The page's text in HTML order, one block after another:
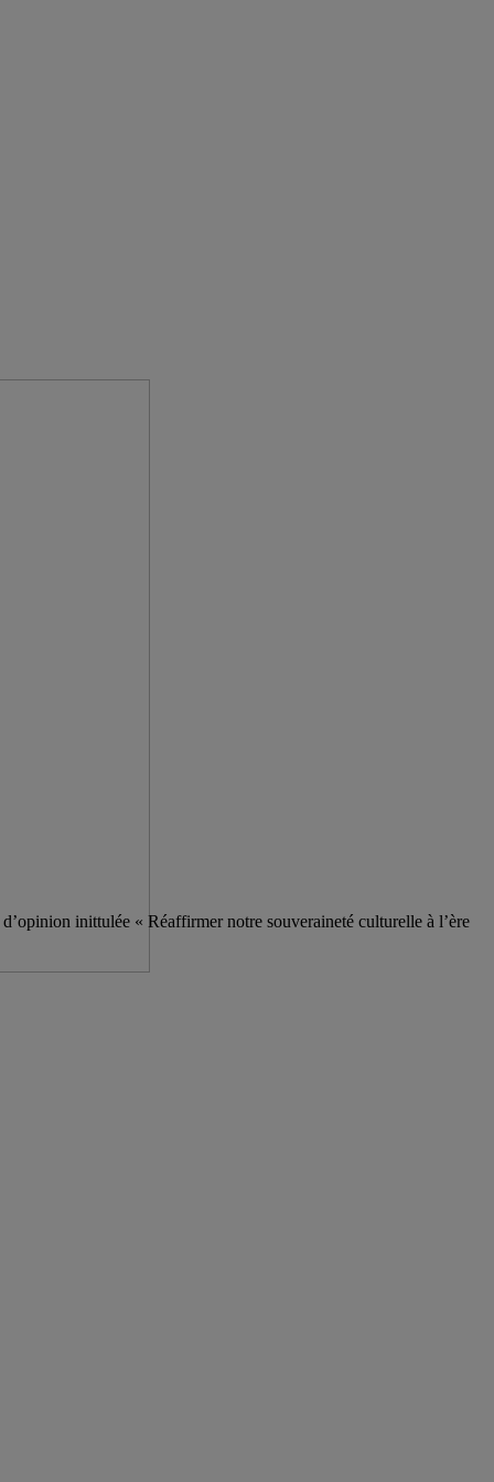
inittulée « Réaffirmer notre souveraineté culturelle à l’ère